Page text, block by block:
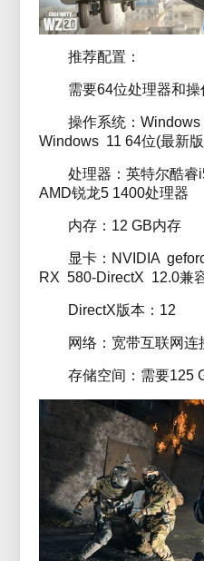
推荐配置：
需要64位处理器和操
操作系统：
Windows 11 64位(最新
处理器：英特尔酷
AMD锐龙5 1400处理器
内存：12 GB内存
显卡：NVIDIA
RX 580-DirectX 12.0兼
DirectX版本：12
网络：宽带互联网连
存储空间：需要125